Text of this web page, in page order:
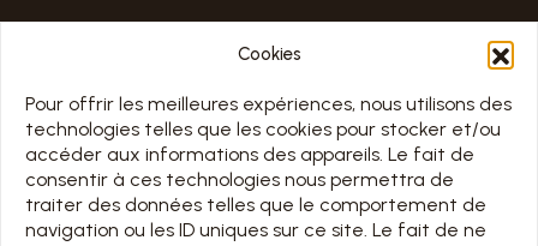
Cookies
Pour offrir les meilleures expériences, nous utilisons des
technologies telles que les cookies pour stocker et/ou
accéder aux informations des appareils. Le fait de
consentir à ces technologies nous permettra de
traiter des données telles que le comportement de
navigation ou les ID uniques sur ce site. Le fait de ne
ESPACE PRO & PRESSE
HORAIRE
TOUS LES JOURS 7/7 DE 10H À 18H
Jours d’ouverture sur le calendrier ci-dessous